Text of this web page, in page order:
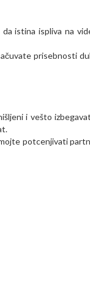
istina ispliva na
prisebnosti
i vešto
potcenjivati